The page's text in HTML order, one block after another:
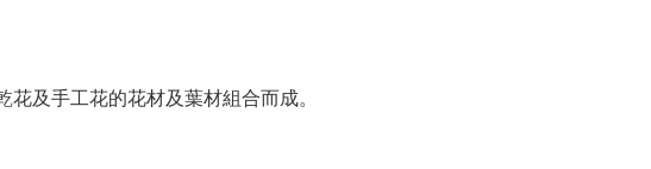
及手工花的花材及葉材組合而成。